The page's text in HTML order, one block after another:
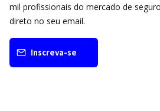
mil profissionais do mercado de
direto no seu email.
Inscreva-se